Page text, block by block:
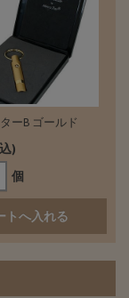
ーB ゴールド
)
個